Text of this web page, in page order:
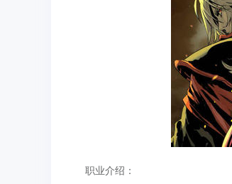
职业介绍：